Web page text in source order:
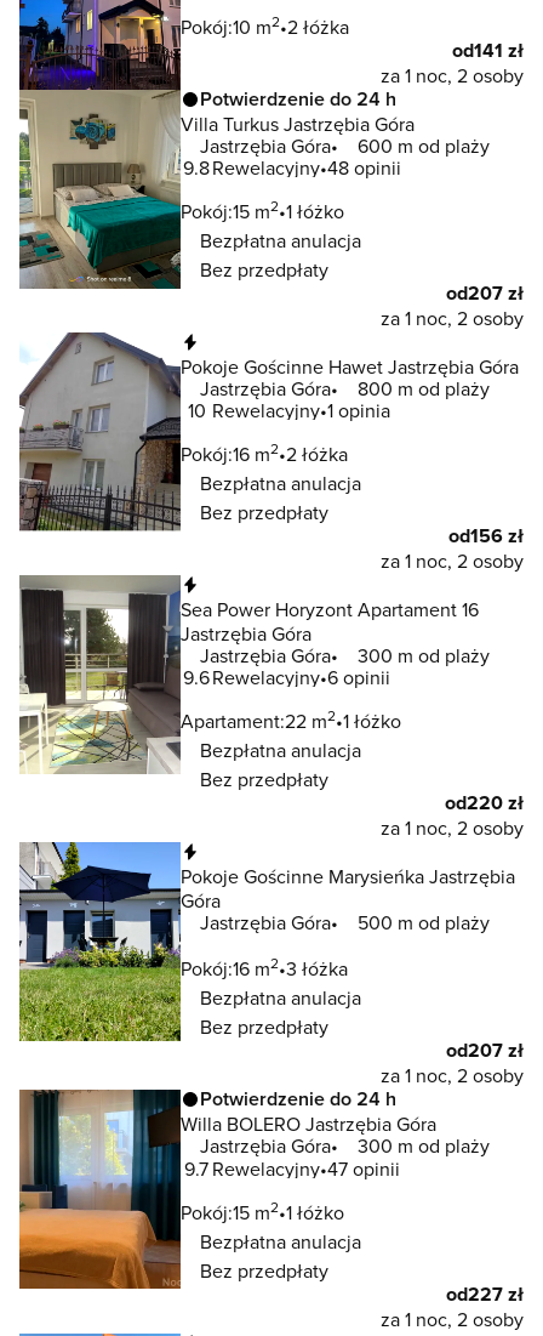
Pokój:10 m2 2 łóżka
od141 zł
za 1 noc, 2 osoby
Potwierdzenie do 24 h
Villa Turkus Jastrzębia Góra
Jastrzębia Góra
600 m od plaży
9.8Rewelacyjny 48 opinii
Pokój:15 m2 1 łóżko
Bezpłatna anulacja
Bez przedpłaty
od207 zł
za 1 noc, 2 osoby
Pokoje Gościnne Hawet Jastrzębia Góra
Jastrzębia Góra
800 m od plaży
10 Rewelacyjny 1 opinia
Pokój:16 m2 2 łóżka
Bezpłatna anulacja
Bez przedpłaty
od156 zł
za 1 noc, 2 osoby
Sea Power Horyzont Apartament 16
Jastrzębia Góra
Jastrzębia Góra
300 m od plaży
9.6Rewelacyjny 6 opinii
Apartament:22 m2 1 łóżko
Bezpłatna anulacja
Bez przedpłaty
od220 zł
za 1 noc, 2 osoby
Pokoje Gościnne Marysieńka Jastrzębia
Góra
Jastrzębia Góra
500 m od plaży
Pokój:16 m2 3 łóżka
Bezpłatna anulacja
Bez przedpłaty
od207 zł
za 1 noc, 2 osoby
Potwierdzenie do 24 h
Willa BOLERO Jastrzębia Góra
Jastrzębia Góra
300 m od plaży
9.7Rewelacyjny 47 opinii
Pokój:15 m2 1 łóżko
Bezpłatna anulacja
Bez przedpłaty
od227 zł
za 1 noc, 2 osoby